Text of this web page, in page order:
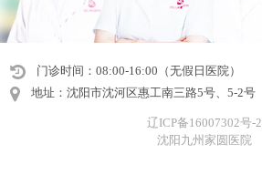
门诊时间：08:00-16:00（无假日医院）
地址：沈阳市沈河区惠工南三路5号、5-2号
辽ICP备16007302号-2
沈阳九州家圆医院